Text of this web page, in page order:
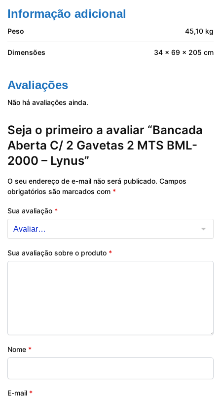
Informação adicional
Peso 45,10 kg
Dimensões 34 × 69 × 205 cm
Avaliações
Não há avaliações ainda.
Seja o primeiro a avaliar “Bancada
Aberta C/ 2 Gavetas 2 MTS BML-
2000 – Lynus”
O seu endereço de e-mail não será publicado. Campos
obrigatórios são marcados com *
Sua avaliação *
Sua avaliação sobre o produto *
Nome *
E-mail *